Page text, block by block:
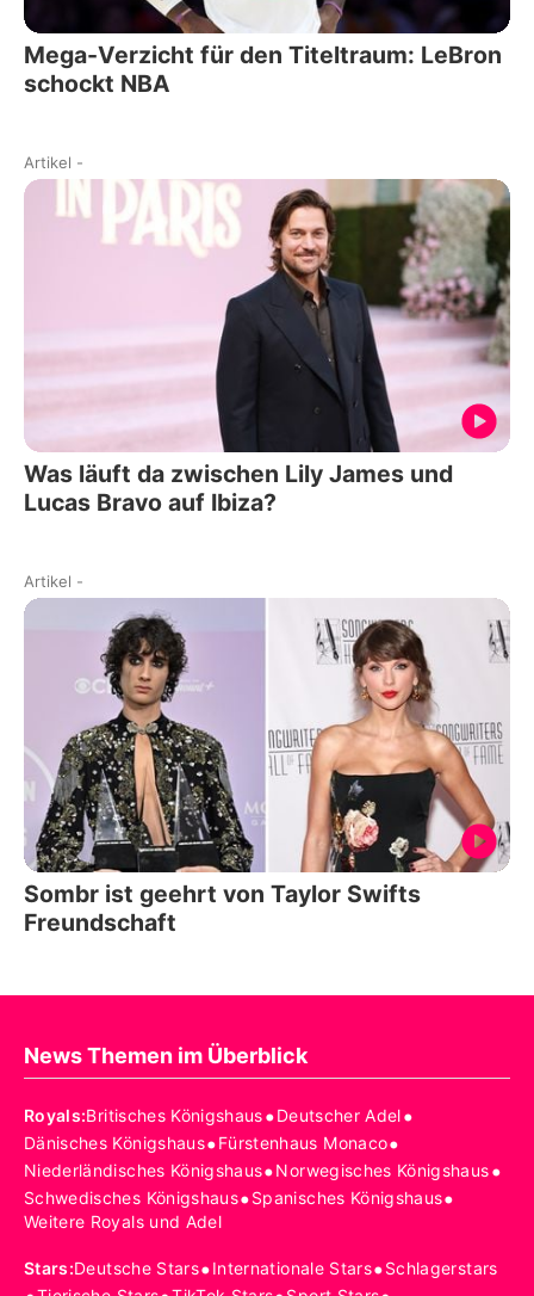
Mega-Verzicht für den Titeltraum: LeBron
schockt NBA
Artikel -
Was läuft da zwischen Lily James und
Lucas Bravo auf Ibiza?
Artikel -
Sombr ist geehrt von Taylor Swifts
Freundschaft
News Themen im Überblick
Royals:Britisches Königshaus•Deutscher Adel•
Dänisches Königshaus•Fürstenhaus Monaco•
Niederländisches Königshaus•Norwegisches Königshaus•
Schwedisches Königshaus•Spanisches Königshaus•
Weitere Royals und Adel
Stars:Deutsche Stars•Internationale Stars•Schlagerstars